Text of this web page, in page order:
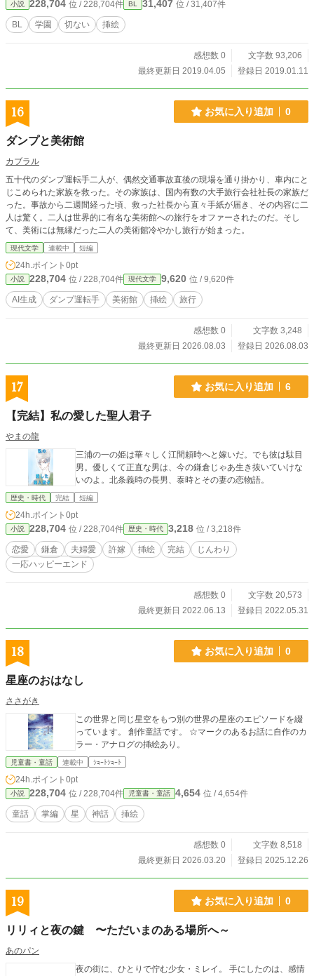
小説 228,704 位 / 228,704件 BL 31,407 位 / 31,407件
BL 学園 切ない 挿絵
感想数 0
文字数 93,206
最終更新日 2019.04.05
登録日 2019.01.11
16 お気に入り追加 0
ダンプと美術館
カブラル
五十代のダンプ運転手二人が、偶然交通事故直後の現場を通り掛かり、車内にと
じこめられた家族を救った。その家族は、国内有数の大手旅行会社社長の家族だ
った。事故から二週間経った頃、救った社長から直々手紙が届き、その内容に二
人は驚く。二人は世界的に有名な美術館への旅行をオファーされたのだ。そし
て、美術には無縁だった二人の美術館冷やかし旅行が始まった。
現代文学 連載中 短編
24h.ポイント 0pt
小説 228,704 位 / 228,704件 現代文学 9,620 位 / 9,620件
AI生成 ダンプ運転手 美術館 挿絵 旅行
感想数 0
文字数 3,248
最終更新日 2026.08.03
登録日 2026.08.03
17 お気に入り追加 6
【完結】私の愛した聖人君子
やまの龍
三浦の一の姫は華々しく江間頼時へと嫁いだ。でも彼は駄目
男。優しくて正直な男は、今の鎌倉じゃあ生き抜いていけな
いのよ。北条義時の長男、泰時とその妻の恋物語。
歴史・時代 完結 短編
24h.ポイント 0pt
小説 228,704 位 / 228,704件 歴史・時代 3,218 位 / 3,218件
恋愛 鎌倉 夫婦愛 許嫁 挿絵 完結
じんわり
一応ハッピーエンド
感想数 0
文字数 20,573
最終更新日 2022.06.13
登録日 2022.05.31
18 お気に入り追加 0
星座のおはなし
ささがき
この世界と同じ星空をもつ別の世界の星座のエピソードを綴
っています。 創作童話です。 ☆マークのあるお話に自作のカ
ラー・アナログの挿絵あり。
児童書・童話 連載中 ｼｮｰﾄｼｮｰﾄ
24h.ポイント 0pt
小説 228,704 位 / 228,704件 児童書・童話 4,654 位 / 4,654件
童話 掌編 星 神話 挿絵
感想数 0
文字数 8,518
最終更新日 2026.03.20
登録日 2025.12.26
19 お気に入り追加 0
リリィと夜の鍵 〜ただいまのある場所へ～
あのパン
夜の街に、ひとりで佇む少女・ミレイ。 手にしたのは、感情